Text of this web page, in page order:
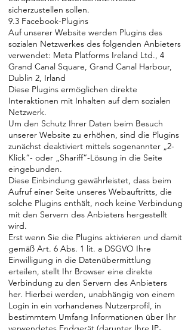
sicherzustellen sollen.
9.3 Facebook-Plugins
Auf unserer Website werden Plugins des
sozialen Netzwerkes des folgenden Anbieters
verwendet: Meta Platforms Ireland Ltd., 4
Grand Canal Square, Grand Canal Harbour,
Dublin 2, Irland
Diese Plugins ermöglichen direkte
Interaktionen mit Inhalten auf dem sozialen
Netzwerk.
Um den Schutz Ihrer Daten beim Besuch
unserer Website zu erhöhen, sind die Plugins
zunächst deaktiviert mittels sogenannter „2-
Klick“- oder „Shariff“-Lösung in die Seite
eingebunden.
Diese Einbindung gewährleistet, dass beim
Aufruf einer Seite unseres Webauftritts, die
solche Plugins enthält, noch keine Verbindung
mit den Servern des Anbieters hergestellt
wird.
Erst wenn Sie die Plugins aktivieren und damit
gemäß Art. 6 Abs. 1 lit. a DSGVO Ihre
Einwilligung in die Datenübermittlung
erteilen, stellt Ihr Browser eine direkte
Verbindung zu den Servern des Anbieters
her. Hierbei werden, unabhängig von einem
Login in ein vorhandenes Nutzerprofil, in
bestimmtem Umfang Informationen über Ihr